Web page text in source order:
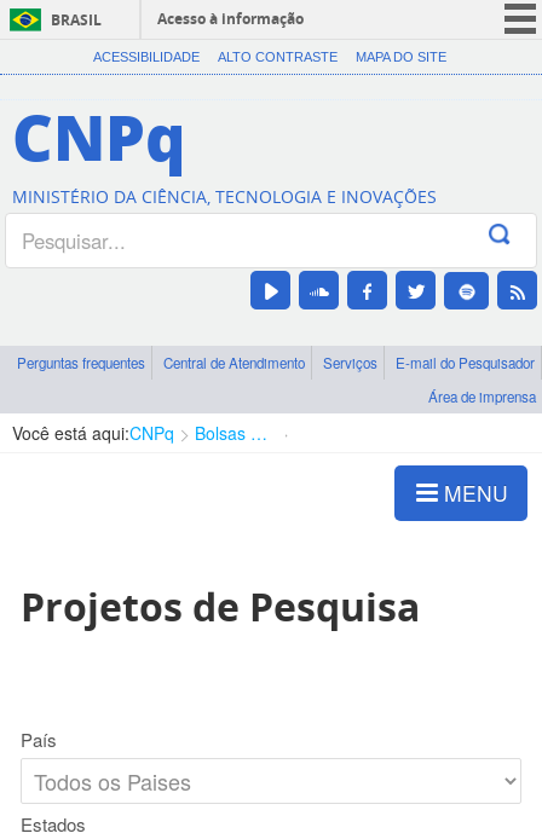
BRASIL
Acesso à informação
CORONAVÍRUS (COVID-19)
Canais
ACESSIBILIDADE ALTO CONTRASTE MAPA DO SITE
CNPq
MINISTÉRIO DA CIÊNCIA, TECNOLOGIA E INOVAÇÕES
Perguntas frequentes Central de Atendimento Serviços
E-mail do Pesquisador
Área de imprensa
Você está aqui:CNPq Bolsas e Auxílios Vigentes
MENU
Projetos de Pesquisa
País
Estados